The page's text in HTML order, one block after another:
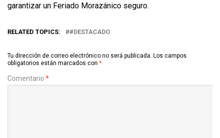
garantizar un Feriado Morazánico seguro.
RELATED TOPICS: #DESTACADO
Tu dirección de correo electrónico no será publicada. Los campos
obligatorios están marcados con *
Comentario *